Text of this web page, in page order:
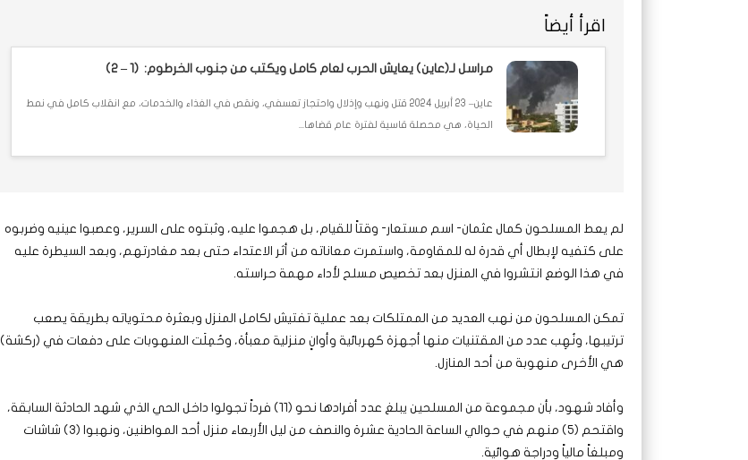
اقرأ أيضاً
مراسل لـ(عاين) يعايش الحرب لعام كامل ويكتب من جنوب الخرطوم: (1 – 2)
عاين– 23 أبريل 2024 قتل ونهب وإذلال واحتجاز تعسفي، ونقص في الغذاء والخدمات، مع انقلاب كامل في نمط
الحياة، هي محصلة قاسية لفترة عام قضاها...
لم يعط المسلحون كمال عثمان- اسم مستعار- وقتاً للقيام، بل هجموا عليه، وثبتوه على السرير، وعصبوا عينيه وضربوه
على كتفيه لإبطال أي قدرة له للمقاومة، واستمرت معاناته من أثر الاعتداء حتى بعد مغادرتهم، وبعد السيطرة عليه
في هذا الوضع انتشروا في المنزل بعد تخصيص مسلح لأداء مهمة حراسته.
تمكن المسلحون من نهب العديد من الممتلكات بعد عملية تفتيش لكامل المنزل وبعثرة محتوياته بطريقة يصعب
ترتيبها، ونُهِب عدد من المقتنيات منها أجهزة كهربائية وأوانٍ منزلية معبأة، وحُمِلَت المنهوبات على دفعات في (ركشة)
هي الأخرى منهوبة من أحد المنازل.
وأفاد شهود، بأن مجموعة من المسلحين يبلغ عدد أفرادها نحو (١١) فرداً تجولوا داخل الحي الذي شهد الحادثة السابقة،
واقتحم (٥) منهم في حوالي الساعة الحادية عشرة والنصف من ليل الأربعاء منزل أحد المواطنين، ونهبوا (٣) شاشات
ومبلغاً مالياً ودراجة هوائية.